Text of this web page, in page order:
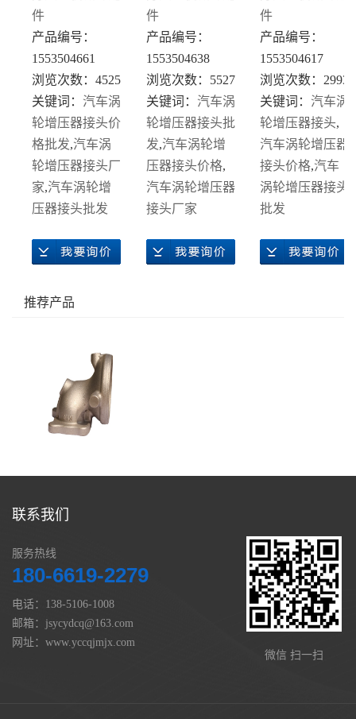
件
产品编号：
1553504661
浏览次数：4525
关键词： 汽车涡
轮增压器接头价
格批发,汽车涡
轮增压器接头厂
家,汽车涡轮增
压器接头批发
件
产品编号：
1553504638
浏览次数：5527
关键词： 汽车涡
轮增压器接头批
发,汽车涡轮增
压器接头价格,
汽车涡轮增压器
接头厂家
件
产品编号：
1553504617
浏览次数：2993
关键词： 汽车涡
轮增压器接头,
汽车涡轮增压器
接头价格,汽车
涡轮增压器接头
批发
推荐产品
联系我们
服务热线
180-6619-2279
电话：138-5106-1008
邮箱：jsycydcq@163.com
网址：www.yccqjmjx.com
微信 扫一扫